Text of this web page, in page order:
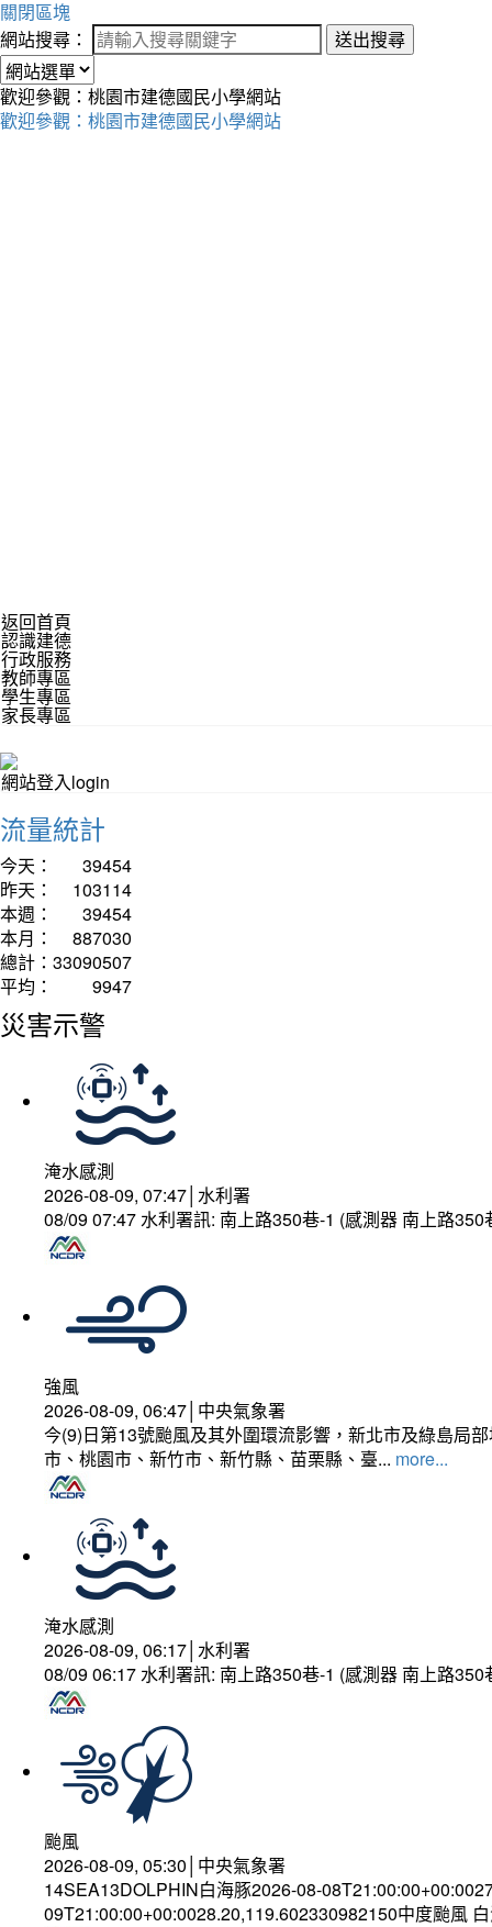
關閉區塊
網站搜尋：
送出搜尋
歡迎參觀：桃園市建德國民小學網站
歡迎參觀：桃園市建德國民小學網站
返回首頁
認識建德
行政服務
教師專區
學生專區
家長專區
網站登入login
流量統計
今天：
39454
昨天：
103114
本週：
39454
本月：
887030
總計： 33090507
平均：
9947
災害示警
淹水感測
2026-08-09, 07:47│水利署
08/09 07:47 水利署訊: 南上路350巷-1 (感測器 南上路
強風
2026-08-09, 06:47│中央氣象署
今(9)日第13號颱風及其外圍環流影響，新北市及綠島局
市、桃園市、新竹市、新竹縣、苗栗縣、臺... more...
淹水感測
2026-08-09, 06:17│水利署
08/09 06:17 水利署訊: 南上路350巷-1 (感測器 南上路
颱風
2026-08-09, 05:30│中央氣象署
14SEA13DOLPHIN白海豚2026-08-
09T21:00:00+00:0028.20,119.602330982150中度颱風